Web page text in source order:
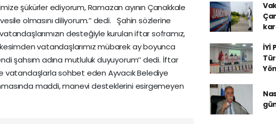
şükürler ediyorum, Ramazan ayının Çanakkale
olmasını diliyorum.’’ dedi. Şahin sözlerine
desteğiyle kurulan iftar soframız,
vatandaşlarımız mübarek ay boyunca
şahsım adına mutluluk duyuyorum’’ dedi. İftar
vatandaşlarla sohbet eden Ayvacık Belediye
maddi, manevi desteklerini esirgemeyen
İYİ